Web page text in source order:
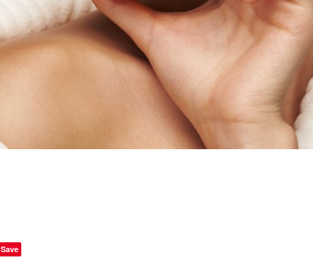
Save